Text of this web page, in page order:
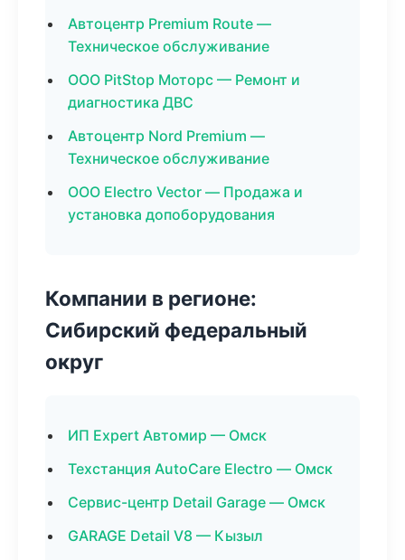
Автоцентр Premium Route —
Техническое обслуживание
ООО PitStop Моторс — Ремонт и
диагностика ДВС
Автоцентр Nord Premium —
Техническое обслуживание
ООО Electro Vector — Продажа и
установка допоборудования
Компании в регионе:
Сибирский федеральный
округ
ИП Expert Автомир — Омск
Техстанция AutoCare Electro — Омск
Сервис-центр Detail Garage — Омск
GARAGE Detail V8 — Кызыл